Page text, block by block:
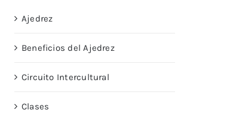
Ajedrez
Beneficios del Ajedrez
Circuito Intercultural
Clases